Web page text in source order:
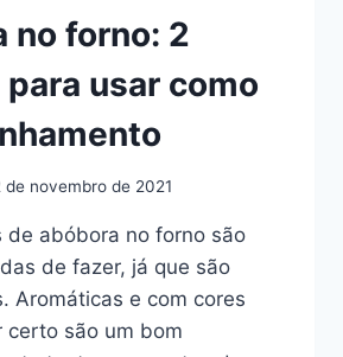
no forno: 2
usar como
de novembro de 2021
de abóbora no forno são
de fazer, já que são
Aromáticas e com cores
certo são um bom